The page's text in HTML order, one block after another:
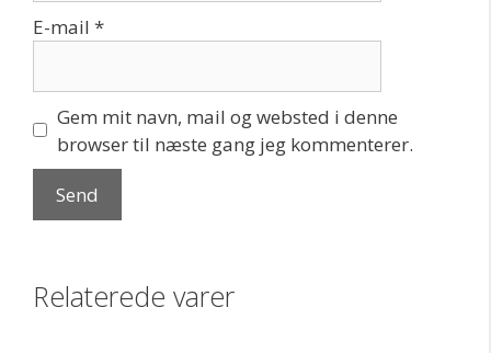
E-mail *
Gem mit navn, mail og websted i denne
browser til næste gang jeg kommenterer.
Relaterede varer